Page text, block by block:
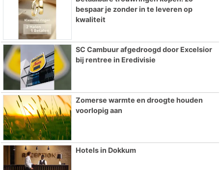
bespaar je zonder in te leveren op
kwaliteit
SC Cambuur afgedroogd door Excelsior
bij rentree in Eredivisie
Zomerse warmte en droogte houden
voorlopig aan
Hotels in Dokkum